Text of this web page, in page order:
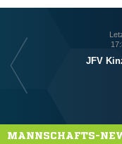
JFV
MANNSCHAFTS-